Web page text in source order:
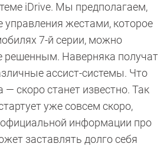
iDrive. Мы предполагаем,
управления жестами, которое
7-й серии, можно
решенным. Наверняка получат
ассист-системы. Что
— скоро станет известно. Так
уже совсем скоро,
информации про
заставлять долго себя